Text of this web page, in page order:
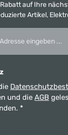
auf Ihre
Artikel,
und die AGB
*